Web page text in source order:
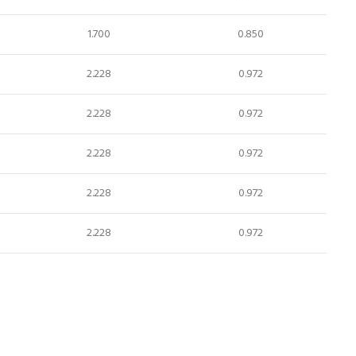
1.700 0.850
2.228 0.972
2.228 0.972
2.228 0.972
2.228 0.972
2.228 0.972